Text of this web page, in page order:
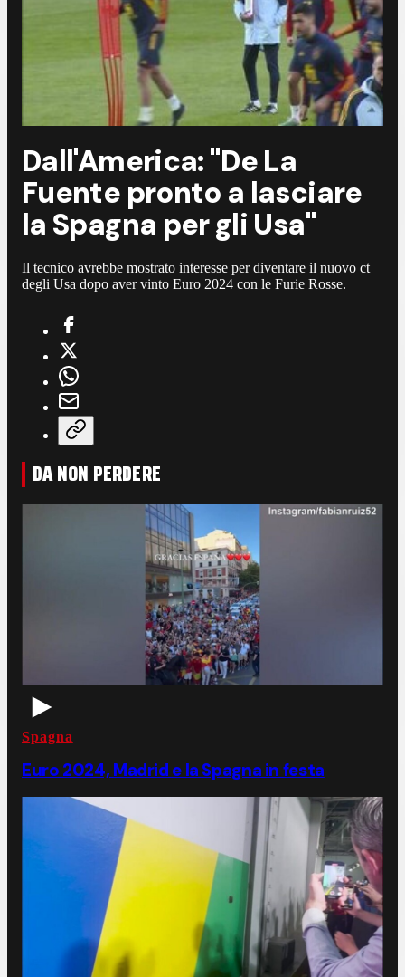
Dall'America: "De La
Fuente pronto a lasciare
la Spagna per gli Usa"
Il tecnico avrebbe mostrato interesse per diventare il nuovo ct
degli Usa dopo aver vinto Euro 2024 con le Furie Rosse.
DA NON PERDERE
Spagna
Euro 2024, Madrid e la Spagna in festa